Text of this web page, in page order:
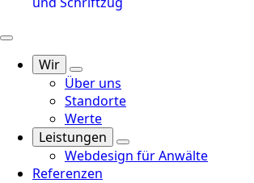
Wir
Über uns
Standorte
Werte
Leistungen
Webdesign für Anwälte
Referenzen